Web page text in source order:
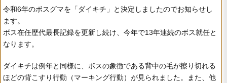
令和6年のボスグマを「ダイキチ」と決定しましたのでお知らせし
ます。
ボス在任歴代最長記録を更新し続け、今年で13年連続のボス就任と
なります。
ダイキチは例年と同様に、ボスの象徴である背中の毛が擦り切れる
ほどの背こすり行動（マーキング行動）が見られました。また、他